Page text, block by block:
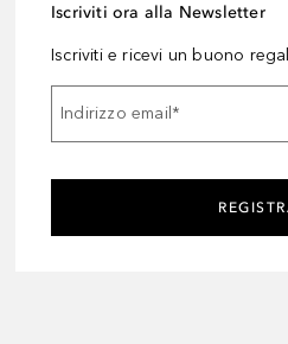
Iscriviti ora alla Newsletter
Iscriviti e ricevi un buono
Indirizzo email*